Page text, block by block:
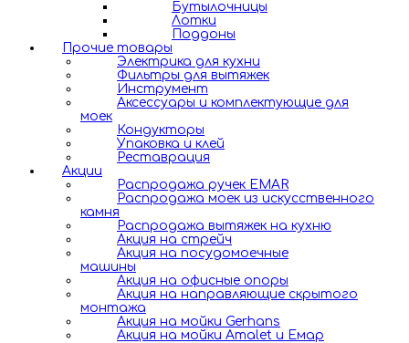
Бутылочницы
Лотки
Поддоны
Прочие товары
Электрика для кухни
Фильтры для вытяжек
Инструмент
Аксессуары и комплектующие для
моек
Кондукторы
Упаковка и клей
Реставрация
Акции
Распродажа ручек EMAR
Распродажа моек из искусственного
камня
Распродажа вытяжек на кухню
Акция на стрейч
Акция на посудомоечные
машины
Акция на офисные опоры
Акция на направляющие скрытого
монтажа
Акция на мойки Gerhans
Акция на мойки Amalet и Емар